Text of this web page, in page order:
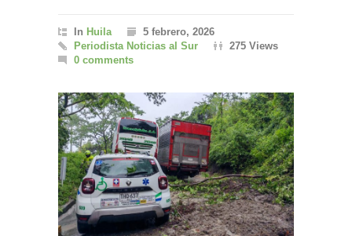
In Huila
5 febrero, 2026
Periodista Noticias al Sur
275 Views
0 comments